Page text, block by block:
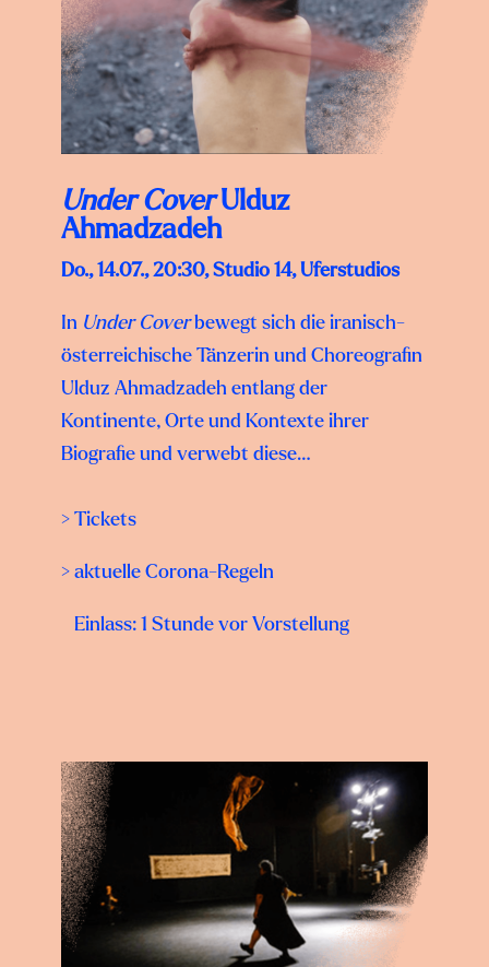
Under CoverUlduz
Ahmadzadeh
Do., 14.07., 20:30, Studio 14, Uferstudios
In Under Coverbewegt sich die iranisch-
österreichische Tänzerin und Choreografin
Ulduz Ahmadzadeh entlang der
Kontinente, Orte und Kontexte ihrer
Biografie und verwebt diese…
> Tickets
> aktuelle Corona-Regeln
Einlass: 1 Stunde vor Vorstellung